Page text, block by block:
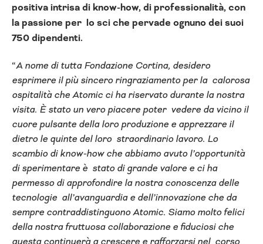
positiva intrisa di know-how, di professionalità, con
la passione per lo sci che pervade ognuno dei suoi
750 dipendenti.
“A nome di tutta Fondazione Cortina, desidero
esprimere il più sincero ringraziamento per la calorosa
ospitalità che Atomic ci ha riservato durante la nostra
visita. È stato un vero piacere poter vedere da vicino il
cuore pulsante della loro produzione e apprezzare il
dietro le quinte del loro straordinario lavoro. Lo
scambio di know-how che abbiamo avuto l’opportunità
di sperimentare è stato di grande valore e ci ha
permesso di approfondire la nostra conoscenza delle
tecnologie all’avanguardia e dell’innovazione che da
sempre contraddistinguono Atomic. Siamo molto felici
della nostra fruttuosa collaborazione e fiduciosi che